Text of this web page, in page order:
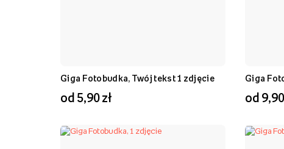
Giga Fotobudka, Twój tekst 1 zdjęcie
od 5,90 zł
Giga
od